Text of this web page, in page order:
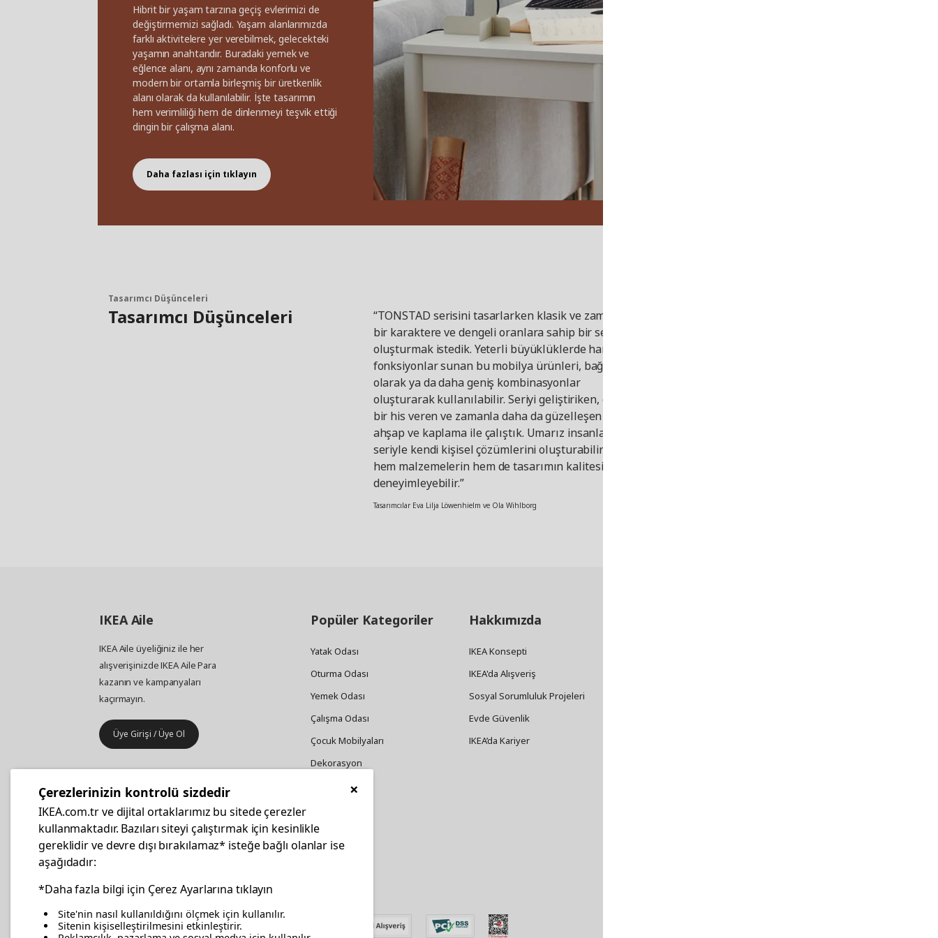
Hibrit bir yaşam tarzına geçiş evlerimizi de
değiştirmemizi sağladı. Yaşam alanlarımızda
farklı aktivitelere yer verebilmek, gelecekteki
yaşamın anahtarıdır. Buradaki yemek ve
eğlence alanı, aynı zamanda konforlu ve
modern bir ortamla birleşmiş bir üretkenlik
alanı olarak da kullanılabilir. İşte tasarımın
hem verimliliği hem de dinlenmeyi teşvik ettiği
dingin bir çalışma alanı.
Daha fazlası için tıklayın
Tasarımcı Düşünceleri
Tasarımcı Düşünceleri
“TONSTAD serisini tasarlarken klasik ve zamansız
bir karaktere ve dengeli oranlara sahip bir seri
oluşturmak istedik. Yeterli büyüklüklerde harika
fonksiyonlar sunan bu mobilya ürünleri, bağımsız
olarak ya da daha geniş kombinasyonlar
oluşturarak kullanılabilir. Seriyi geliştiriken, güzel
bir his veren ve zamanla daha da güzelleşen masif
ahşap ve kaplama ile çalıştık. Umarız insanlar bu
seriyle kendi kişisel çözümlerini oluşturabilir ve
hem malzemelerin hem de tasarımın kalitesini
deneyimleyebilir.”
Tasarımcılar Eva Lilja Löwenhielm ve Ola Wihlborg
IKEAAile
IKEA Aile üyeliğiniz ile her
alışverişinizde IKEA Aile Para
kazanın ve kampanyaları
kaçırmayın.
Üye Girişi / Üye Ol
İş yeri mobilya ve aksesuar
alışverişleriniz IKEA Kurumsal Kart
ile daha hesaplı.
Popüler Kategoriler
Yatak Odası
Oturma Odası
Yemek Odası
Çalışma Odası
Çocuk Mobilyaları
Dekorasyon
Züccaciye
Hakkımızda
IKEA Konsepti
IKEA'da Alışveriş
Sosyal Sorumluluk Projeleri
Evde Güvenlik
IKEA’da Kariyer
×
Çerezlerinizin kontrolü sizdedir
IKEA.com.tr ve dijital ortaklarımız bu sitede çerezler
kullanmaktadır. Bazıları siteyi çalıştırmak için kesinlikle
gereklidir ve devre dışı bırakılamaz* isteğe bağlı olanlar ise
aşağıdadır:
*Daha fazla bilgi için Çerez Ayarlarına tıklayın
Site'nin nasıl kullanıldığını ölçmek için kullanılır.
Sitenin kişiselleştirilmesini etkinleştirir.